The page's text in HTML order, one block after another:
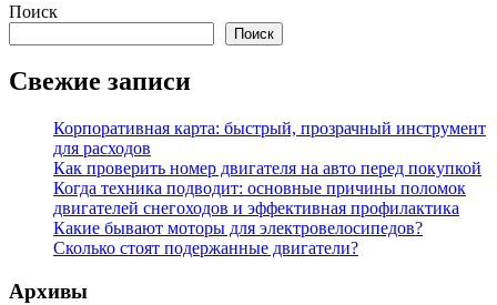
Поиск
Поиск
Свежие записи
Корпоративная карта: быстрый, прозрачный инструмент
для расходов
Как проверить номер двигателя на авто перед покупкой
Когда техника подводит: основные причины поломок
двигателей снегоходов и эффективная профилактика
Какие бывают моторы для электровелосипедов?
Сколько стоят подержанные двигатели?
Архивы